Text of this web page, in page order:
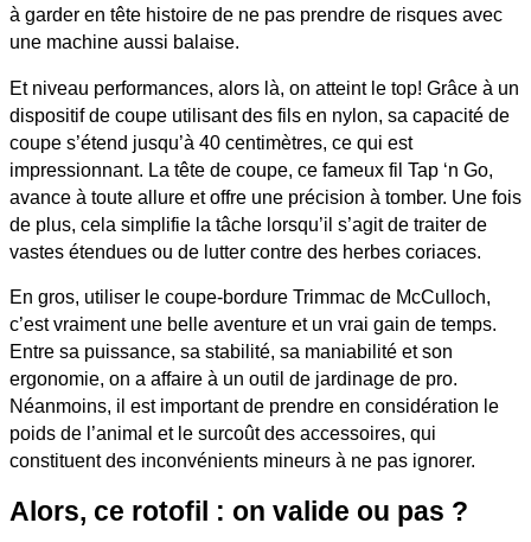
à garder en tête histoire de ne pas prendre de risques avec
une machine aussi balaise.
Et niveau performances, alors là, on atteint le top! Grâce à un
dispositif de coupe utilisant des fils en nylon, sa capacité de
coupe s’étend jusqu’à 40 centimètres, ce qui est
impressionnant. La tête de coupe, ce fameux fil Tap ‘n Go,
avance à toute allure et offre une précision à tomber. Une fois
de plus, cela simplifie la tâche lorsqu’il s’agit de traiter de
vastes étendues ou de lutter contre des herbes coriaces.
En gros, utiliser le coupe-bordure Trimmac de McCulloch,
c’est vraiment une belle aventure et un vrai gain de temps.
Entre sa puissance, sa stabilité, sa maniabilité et son
ergonomie, on a affaire à un outil de jardinage de pro.
Néanmoins, il est important de prendre en considération le
poids de l’animal et le surcoût des accessoires, qui
constituent des inconvénients mineurs à ne pas ignorer.
Alors, ce rotofil : on valide ou pas ?